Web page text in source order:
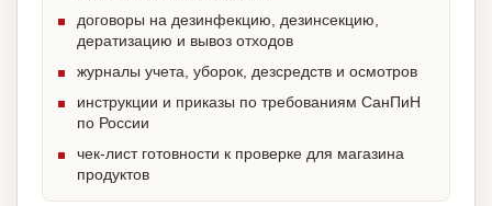
договоры на дезинфекцию, дезинсекцию,
дератизацию и вывоз отходов
журналы учета, уборок, дезсредств и осмотров
инструкции и приказы по требованиям СанПиН
по России
чек-лист готовности к проверке для магазина
продуктов